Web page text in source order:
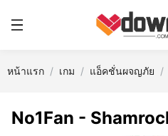
หน้าแรก เกม แอ็คชั่นผจญภัย
No1Fan -